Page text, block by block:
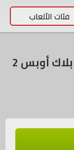
فئات الألعاب
تحميل لعبة كول أوف ديوتي بلاك أوبس 2